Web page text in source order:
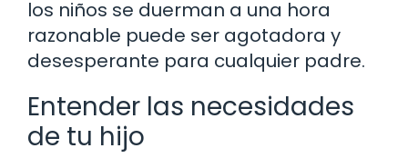
los niños se duerman a una hora
razonable puede ser agotadora y
desesperante para cualquier padre.
Entender las necesidades
de tu hijo